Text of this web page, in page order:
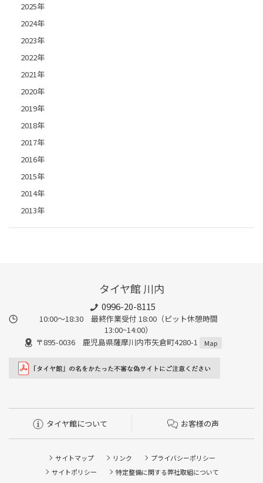
2025年
2024年
2023年
2022年
2021年
2020年
2019年
2018年
2017年
2016年
2015年
2014年
2013年
タイヤ館 川内
0996-20-8115
10:00～18:30 最終作業受付 18:00（ピット休憩時間
13:00~14:00）
〒895-0036 鹿児島県薩摩川内市矢倉町4280-1
Map
タイヤ館について お客様の声
サイトマップ リンク
プライバシーポリシー
サイトポリシー
特定整備に関する弊社取組について